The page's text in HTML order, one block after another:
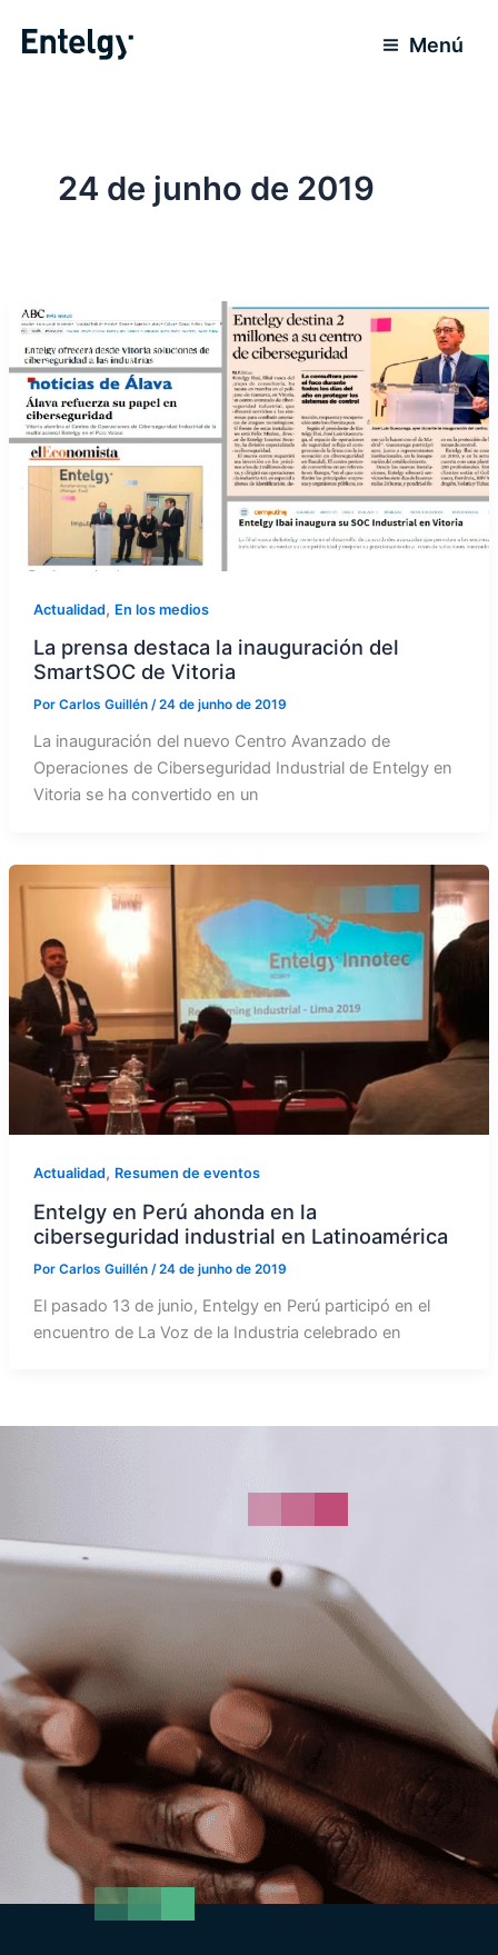
para
Menú
24 de junho de 2019
Actualidad, En los medios
La prensa destaca la inauguración del
SmartSOC de Vitoria
Por Carlos Guillén /24 de junho de 2019
La inauguración del nuevo Centro Avanzado de
Operaciones de Ciberseguridad Industrial de Entelgy en
Vitoria se ha convertido en un
Actualidad, Resumen de eventos
Entelgy en Perú ahonda en la
ciberseguridad industrial en Latinoamérica
Por Carlos Guillén /24 de junho de 2019
El pasado 13 de junio, Entelgy en Perú participó en el
encuentro de La Voz de la Industria celebrado en